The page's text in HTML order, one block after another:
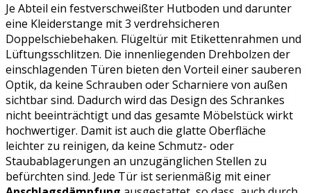
Je Abteil ein festverschweißter Hutboden und darunter
eine Kleiderstange mit 3 verdrehsicheren
Doppelschiebehaken. Flügeltür mit Etikettenrahmen und
Lüftungsschlitzen. Die innenliegenden Drehbolzen der
einschlagenden Türen bieten den Vorteil einer sauberen
Optik, da keine Schrauben oder Scharniere von außen
sichtbar sind. Dadurch wird das Design des Schrankes
nicht beeinträchtigt und das gesamte Möbelstück wirkt
hochwertiger. Damit ist auch die glatte Oberfläche
leichter zu reinigen, da keine Schmutz- oder
Staubablagerungen an unzugänglichen Stellen zu
befürchten sind. Jede Tür ist serienmäßig mit einer